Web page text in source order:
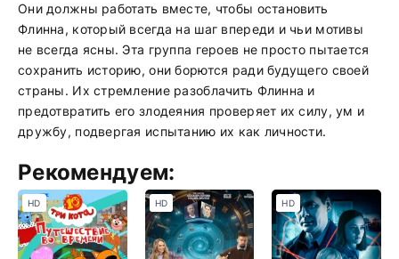
Они должны работать вместе, чтобы остановить
Флинна, который всегда на шаг впереди и чьи мотивы
не всегда ясны. Эта группа героев не просто пытается
сохранить историю, они борются ради будущего своей
страны. Их стремление разоблачить Флинна и
предотвратить его злодеяния проверяет их силу, ум и
дружбу, подвергая испытанию их как личности.
Рекомендуем:
HD HD HD